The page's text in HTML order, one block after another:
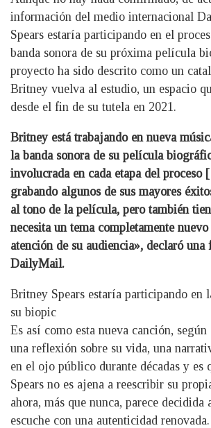
información del medio internacional
Spears estaría participando en el
banda sonora de su próxima película
proyecto ha sido descrito como un
Britney vuelva al estudio, un espacio
desde el fin de su tutela en 2021.
Britney está trabajando en nueva
la banda sonora de su película
involucrada en cada etapa del
grabando algunos de sus mayores
al tono de la película, pero también
necesita un tema completamente
atención de su audiencia», declaró una
DailyMail.
Britney Spears estaría participando en
su biopic
Es así como esta nueva canción, según
una reflexión sobre su vida, una
en el ojo público durante décadas y es
Spears no es ajena a reescribir su
ahora, más que nunca, parece decidida
escuche con una autenticidad renovada.